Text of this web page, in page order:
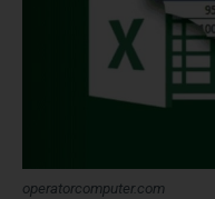
operatorcomputer.com